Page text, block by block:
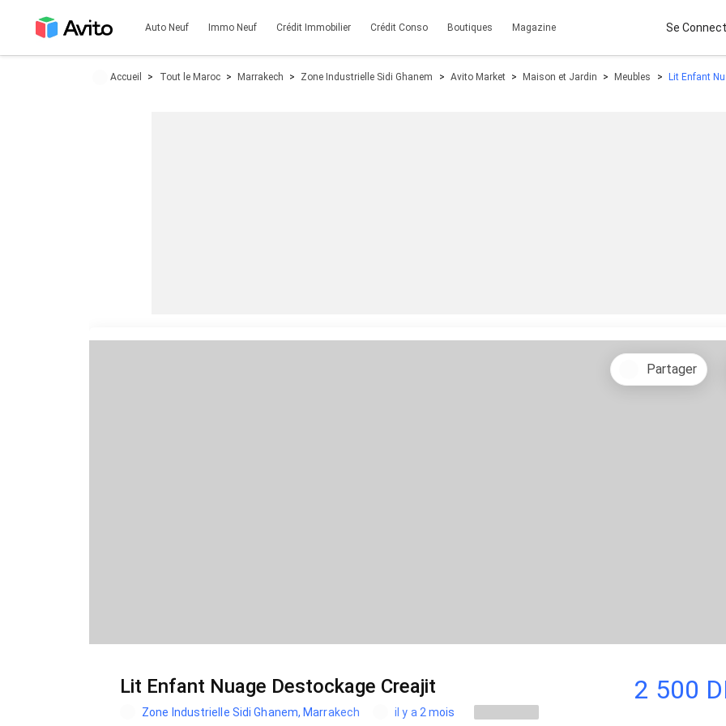
Auto Neuf Immo Neuf Crédit Immobilier Crédit Conso Boutiques Magazine Se
Accueil Tout le Maroc Marrakech Zone Industrielle Sidi Ghanem Avito Market Maison et Jardin Meubles Lit Enfant
Partager
Lit Enfant Nuage Destockage Creajit
Zone Industrielle Sidi Ghanem, Marrakech il y a 2 mois
2 500